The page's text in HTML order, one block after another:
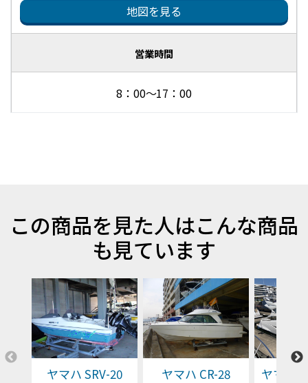
地図を見る
営業時間
8：00～17：00
この商品を見た人はこんな商品
も見ています
ヤマハ SRV-20 ヤマハ CR-28 ヤマハ